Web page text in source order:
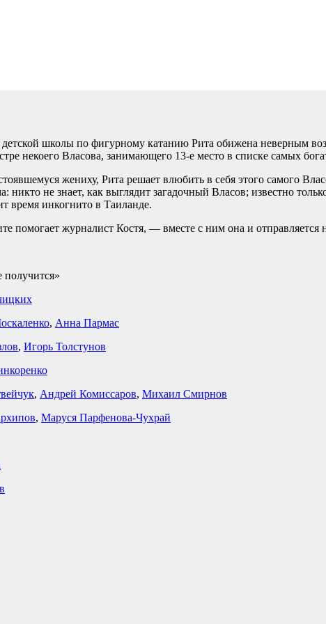
детской школы по фигурному катанию Рита обижена неверным
некоего Власова, занимающего 13-е место в списке самых
жениху, Рита решает влюбить в себя этого самого
никто не знает, как выглядит загадочный Власов; известно
время инкогнито в Таиланде.
помогает журналист Костя, — вместе с ним она и отправляется
получится»
, Анна Пармас
, Игорь Толстунов
, Андрей Комиссаров, Михаил Смирнов
, Маруся Парфенова-Чухрай